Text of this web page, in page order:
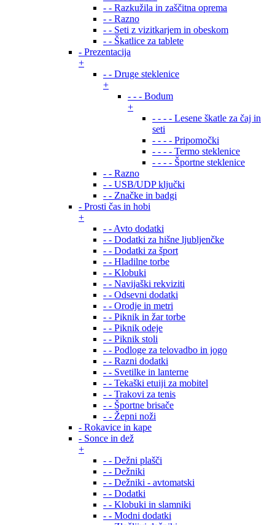
- - Razkužila in zaščitna oprema
- - Razno
- - Seti z vizitkarjem in obeskom
- - Škatlice za tablete
- Prezentacija
+
- - Druge steklenice
+
- - - Bodum
+
- - - - Lesene škatle za čaj in
seti
- - - - Pripomočki
- - - - Termo steklenice
- - - - Športne steklenice
- - Razno
- - USB/UDP ključki
- - Značke in badgi
- Prosti čas in hobi
+
- - Avto dodatki
- - Dodatki za hišne ljubljenčke
- - Dodatki za šport
- - Hladilne torbe
- - Klobuki
- - Navijaški rekviziti
- - Odsevni dodatki
- - Orodje in metri
- - Piknik in žar torbe
- - Piknik odeje
- - Piknik stoli
- - Podloge za telovadbo in jogo
- - Razni dodatki
- - Svetilke in lanterne
- - Tekaški etuiji za mobitel
- - Trakovi za tenis
- - Športne brisače
- - Žepni noži
- Rokavice in kape
- Sonce in dež
+
- - Dežni plašči
- - Dežniki
- - Dežniki - avtomatski
- - Dodatki
- - Klobuki in slamniki
- - Modni dodatki